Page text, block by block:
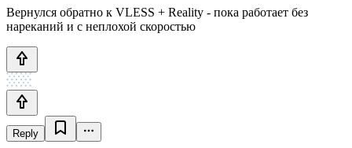
Вернулся обратно к VLESS + Reality - пока работает без
нареканий и с неплохой скоростью
Reply